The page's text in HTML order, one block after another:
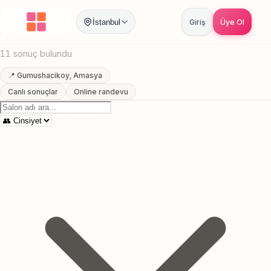
İstanbul Giriş Üye Ol
Anasayfa / Amasya Gumushacikoy En Yakin Kuafor
Gumushacikoy, Amasya En Yakin Kuafor
11 sonuç bulundu
📍 Gumushacikoy, Amasya
Canlı sonuçlar
Online randevu